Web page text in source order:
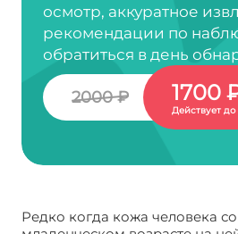
осмотр, аккуратное
рекомендации по
обратиться в день
2000 ₽ 1700
Действует до
Редко когда кожа человека